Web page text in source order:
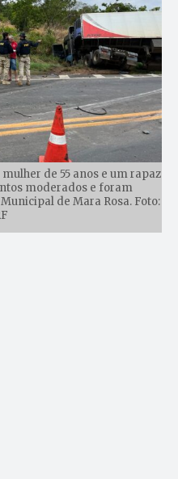
de 55 anos e um rapaz
moderados e foram
de Mara Rosa. Foto: